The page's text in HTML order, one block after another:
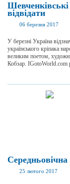
відвідати
06 березня 2017
У березні Україна
українського кріпака
великим поетом,
Кобзар. IGotoWorld.com
Середньовічна
25 лютого 2017